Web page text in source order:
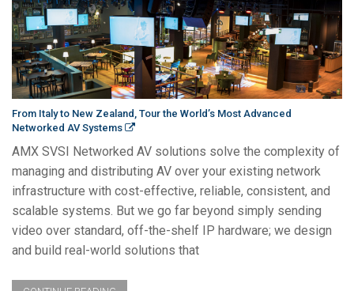
From Italy to New Zealand, Tour the World’s Most Advanced
Networked AV Systems
AMX SVSI Networked AV solutions solve the complexity of
managing and distributing AV over your existing network
infrastructure with cost-effective, reliable, consistent, and
scalable systems. But we go far beyond simply sending
video over standard, off-the-shelf IP hardware; we design
and build real-world solutions that